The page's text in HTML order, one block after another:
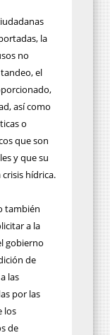
la
no
el
así como
o
que son
y que su
hídrica.
también
a la
gobierno
de
las
por las
los
de